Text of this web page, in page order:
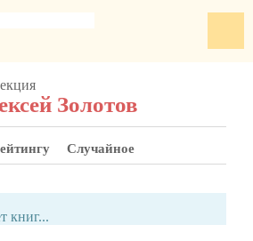
Золотов
Случайное
книг...